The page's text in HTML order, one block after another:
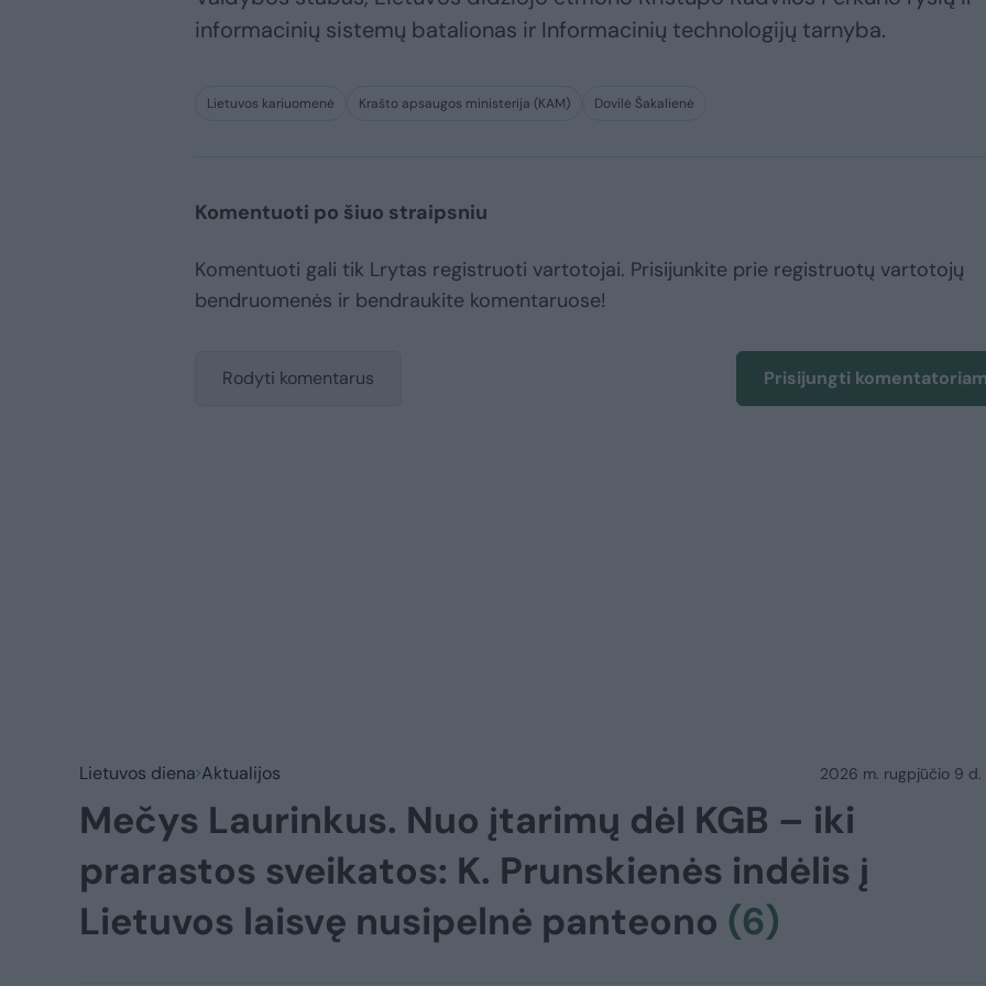
informacinių sistemų batalionas ir Informacinių technologijų tarnyba.
Lietuvos kariuomenė Krašto apsaugos ministerija (KAM) Dovilė Šakalienė
Komentuoti po šiuo straipsniu
Komentuoti gali tik Lrytas registruoti vartotojai. Prisijunkite prie registruotų vartotojų
bendruomenės ir bendraukite komentaruose!
Rodyti komentarus Prisijungti
Lietuvos diena Aktualijos 2026 m. rugpjūčio 9 d.
Mečys Laurinkus. Nuo įtarimų dėl KGB – iki
prarastos sveikatos: K. Prunskienės indėlis į
Lietuvos laisvę nusipelnė panteono (6)